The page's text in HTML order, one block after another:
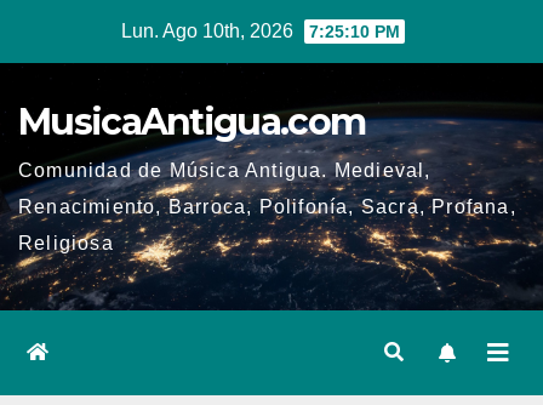
Lun. Ago 10th, 2026 7:25:11 PM
MusicaAntigua.com
Comunidad de Música Antigua. Medieval,
Renacimiento, Barroca, Polifonía, Sacra, Profana,
Religiosa